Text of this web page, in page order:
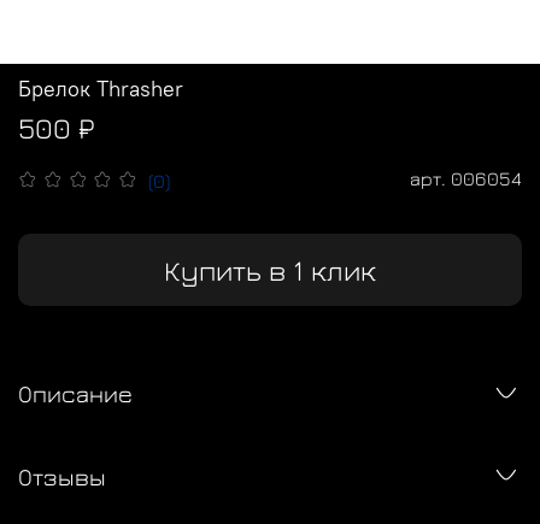
(0) арт. 006054
Брелок Thrasher
500 ₽
Купить в 1 клик
Описание
Отзывы